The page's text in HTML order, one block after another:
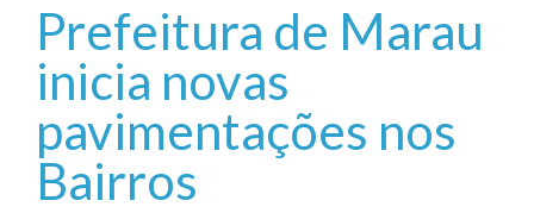
Prefeitura de Marau
inicia novas
pavimentações nos
Bairros